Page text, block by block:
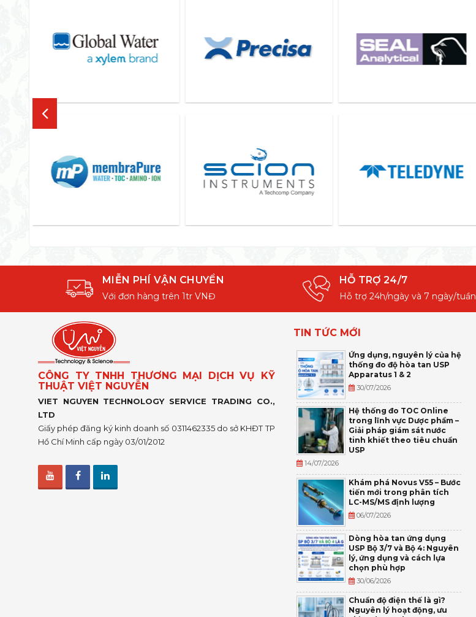
MIỄN PHÍ VẬN CHUYỂN
Với đơn hàng trên 1tr VNĐ
HỖ TRỢ 24/7
Hỗ trợ 24h/ngày và 7 ngày/tuần
CÔNG TY TNHH THƯƠNG MẠI DỊCH VỤ KỸ
THUẬT VIỆT NGUYỄN
VIET NGUYEN TECHNOLOGY SERVICE TRADING CO.,
LTD
Giấy phép đăng ký kinh doanh số 0311462335 do sở KHĐT TP
Hồ Chí Minh cấp ngày 03/01/2012
TIN TỨC MỚI
Ứng dụng, nguyên lý của hệ
thống đo độ hòa tan USP
Apparatus 1 & 2
30/07/2026
Hệ thống đo TOC Online
trong lĩnh vực Dược phẩm –
Giải pháp giám sát nước
tinh khiết theo tiêu chuẩn
USP
14/07/2026
Khám phá Novus V55 – Bước
tiến mới trong phân tích
LC-MS/MS định lượng
06/07/2026
Dòng hòa tan ứng dụng
USP Bộ 3/7 và Bộ 4: Nguyên
lý, ứng dụng và cách lựa
chọn phù hợp
30/06/2026
Chuẩn độ điện thế là gì?
Nguyên lý hoạt động, ưu